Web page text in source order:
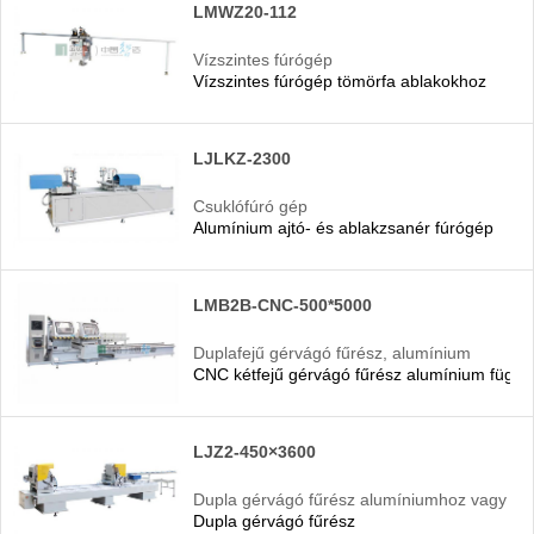
LMWZ20-112
Vízszintes fúrógép
Vízszintes fúrógép tömörfa ablakokhoz
LJLKZ-2300
Csuklófúró gép
Alumínium ajtó- és ablakzsanér fúrógép
LMB2B-CNC-500*5000
Duplafejű gérvágó fűrész, alumínium
duplafejű vágógép
CNC kétfejű gérvágó fűrész alumínium
LJZ2-450×3600
Dupla gérvágó fűrész alumíniumhoz vagy
uPVC-hez
Dupla gérvágó fűrész